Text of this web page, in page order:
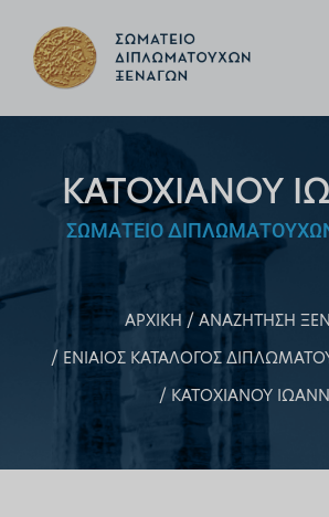
ΚΑΤΟΧΙΑΝΟΥ
ΣΩΜΑΤΕΙΟ
ΑΡΧΙΚΗ
ΑΝΑΖΗΤΗΣΗ
ΕΝΙΑΙΟΣ ΚΑΤΑΛΟΓΟΣ
ΚΑΤΟΧΙΑΝΟΥ